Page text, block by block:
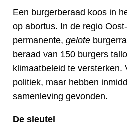
Een burgerberaad koos in
op abortus. In de regio
permanente, gelote
beraad van 150 burgers
klimaatbeleid te versterken.
politiek, maar hebben
samenleving gevonden.
De sleutel